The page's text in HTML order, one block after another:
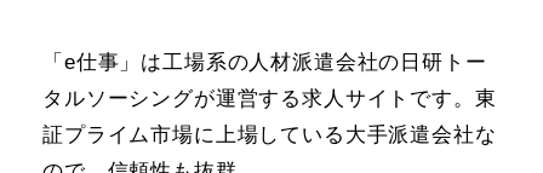
「e仕事」は工場系の人材派遣会社の日研トー
タルソーシングが運営する求人サイトです。東
証プライム市場に上場している大手派遣会社な